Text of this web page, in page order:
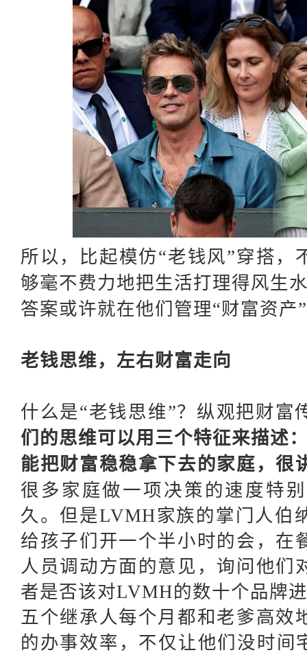
所以，比起模仿“老钱风”穿搭，
够毫不费力地把生活打理得风生
答案或许就在他们管理“财富资产
老钱思维，左右财富走向
什么是“老钱思维”？纵观把财富
们的思维可以用三个特征来描述
能把财富稳稳拿下去的家庭，很
很多家庭做一项决策的速度特
久。但是LVMH家族的掌门人伯
给孩子们开一个半小时的会，在
人员调动方面的意见，询问他们
者是否该对LVMH的数十个品牌
五个继承人每个月都和老爹高效
的办事效率，不仅让他们没时间